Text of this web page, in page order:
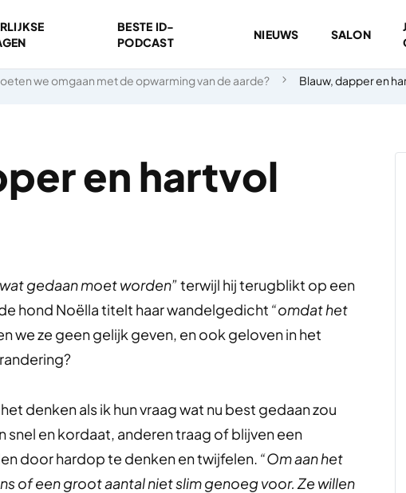
BESTE ID-
PODCAST
NIEUWS SALON
we omgaan met de opwarming van de aarde? Blauw, dapper en
en hartvol
gedaan moet worden”terwijl hij terugblikt op een
hond Noëlla titelt haar wandelgedicht “omdat het
we ze geen gelijk geven, en ook geloven in het
denken als ik hun vraag wat nu best gedaan zou
en kordaat, anderen traag of blijven een
door hardop te denken en twijfelen. “Om aan het
of een groot aantal niet slim genoeg voor. Ze willen